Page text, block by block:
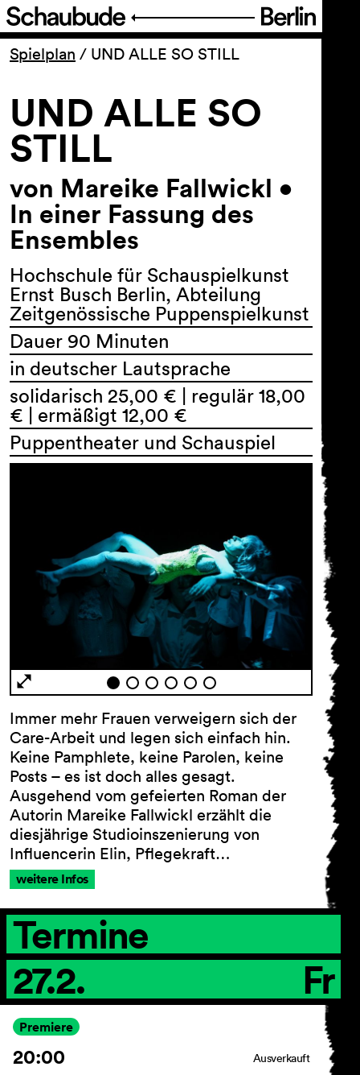
Programm
Ticket
Barrierefreiheit
Über uns
Impressum
Datenschutz
Barrierefreiheitserklärung
Spielplan / UND ALLE SO STILL
UND ALLE SO
STILL
von Mareike Fallwickl •
In einer Fassung des
Ensembles
Hochschule für Schauspielkunst
Ernst Busch Berlin, Abteilung
Zeitgenössische Puppenspielkunst
Dauer 90 Minuten
in deutscher Lautsprache
solidarisch 25,00 € | regulär 18,00
€ | ermäßigt 12,00 €
Puppentheater und Schauspiel
Immer mehr Frauen verweigern sich der
Care-Arbeit und legen sich einfach hin.
Keine Pamphlete, keine Parolen, keine
Posts – es ist doch alles gesagt.
Ausgehend vom gefeierten Roman der
Autorin Mareike Fallwickl erzählt die
diesjährige Studioinszenierung von
Influencerin Elin, Pflegekraft…
weitere Infos
Termine
27.2.
Fr
Premiere
20:00 Ausverkauft